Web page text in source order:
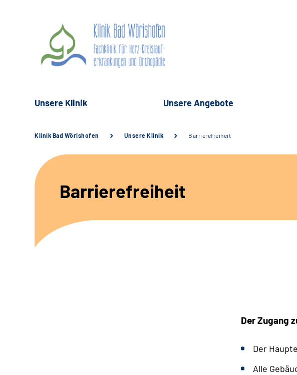
Unsere Klinik Unsere Angebote
Klinik Bad Wörishofen Unsere Klinik Barrierefreiheit
Barrierefreiheit
Der Zugang
Der
Alle